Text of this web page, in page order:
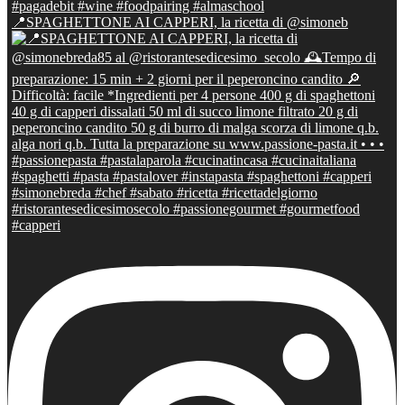
📍SPAGHETTONE AI CAPPERI, la ricetta di @simoneb